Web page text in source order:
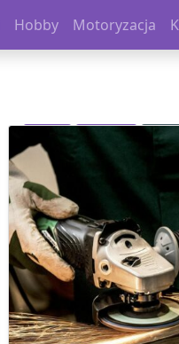
Hobby Motoryzacja
Przemysł
Reklama